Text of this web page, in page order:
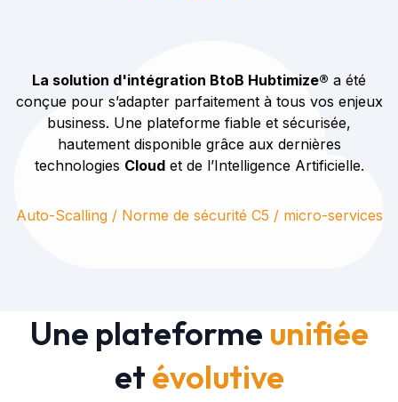
La solution d'intégration BtoB Hubtimize® a été
conçue pour s’adapter parfaitement à tous vos enjeux
business. Une plateforme fiable et sécurisée,
hautement disponible grâce aux dernières
technologies Cloudet de l’Intelligence Artificielle.
Auto-Scalling / Norme de sécurité C5 / micro-services
Une plateforme unifiée
et évolutive